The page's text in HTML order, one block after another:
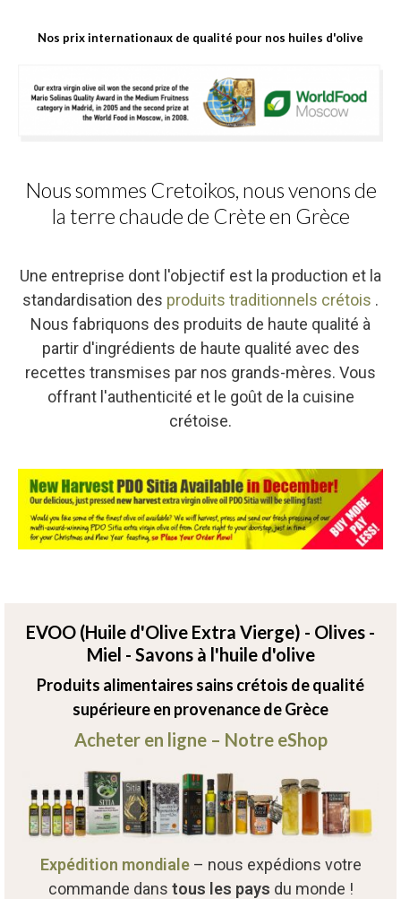
Nos prix internationaux de qualité pour nos huiles d'olive
Nous sommes Cretoikos, nous venons de
la terre chaude de Crète en Grèce
Une entreprise dont l'objectif est la production et la
standardisation des produits traditionnels crétois .
Nous fabriquons des produits de haute qualité à
partir d'ingrédients de haute qualité avec des
recettes transmises par nos grands-mères. Vous
offrant l'authenticité et le goût de la cuisine
crétoise.
EVOO (Huile d'Olive Extra Vierge) - Olives -
Miel - Savons à l'huile d'olive
Produits alimentaires sains crétois de qualité
supérieure en provenance de Grèce
Acheter en ligne – Notre eShop
Expédition mondiale– nous expédions votre
commande dans tous les pays du monde !